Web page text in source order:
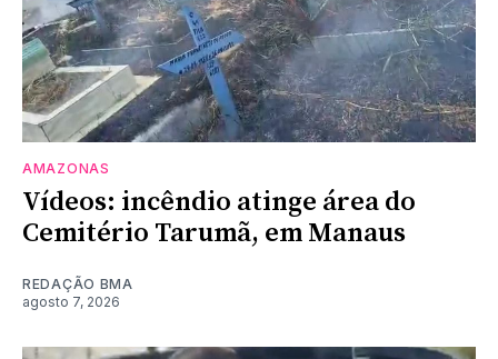
AMAZONAS
Vídeos: incêndio atinge área do
Cemitério Tarumã, em Manaus
REDAÇÃO BMA
agosto 7, 2026